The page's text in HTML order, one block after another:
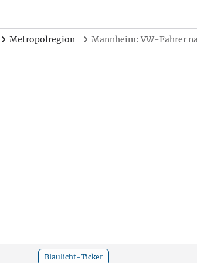
Metropolregion Mannheim: VW-Fahrer
Blaulicht-Ticker